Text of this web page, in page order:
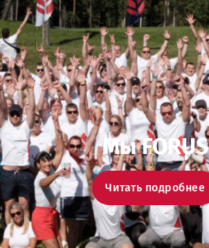
Мы FORUS
Читать подробнее